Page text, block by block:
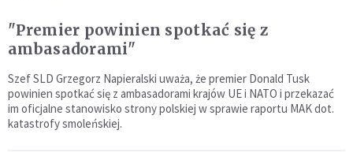
"Premier powinien spotkać się z
ambasadorami"
Szef SLD Grzegorz Napieralski uważa, że premier Donald Tusk
powinien spotkać się z ambasadorami krajów UE i NATO i przekazać
im oficjalne stanowisko strony polskiej w sprawie raportu MAK dot.
katastrofy smoleńskiej.